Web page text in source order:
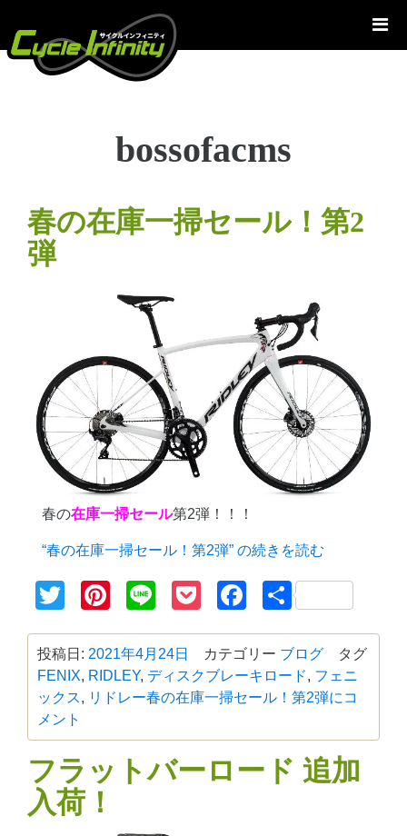
テ
bossofacms
春の在庫一掃セール！第2
弾
春の在庫一掃セール第2弾！！！
“春の在庫一掃セール！第2弾” の続きを読む
TwitterPinterest
Line PocketFacebook
共
投稿日: 2021年4月24日 カテゴリー ブログ
タグ
FENIX, RIDLEY, ディスクブレーキロード, フェニ
ックス, リドレー春の在庫一掃セール！第2弾に コ
メント
フラットバーロード 追加
入荷！